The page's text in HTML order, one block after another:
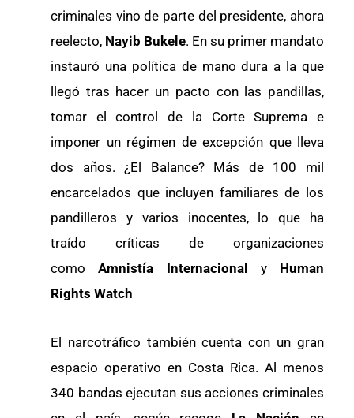
criminales vino de parte del presidente, ahora
reelecto, Nayib Bukele. En su primer mandato
instauró una política de mano dura a la que
llegó tras hacer un pacto con las pandillas,
tomar el control de la Corte Suprema e
imponer un régimen de excepción que lleva
dos años. ¿El Balance? Más de 100 mil
encarcelados que incluyen familiares de los
pandilleros y varios inocentes, lo que ha
traído críticas de organizaciones
comoAmnistía Internacional y Human
Rights Watch
El narcotráfico también cuenta con un gran
espacio operativo en Costa Rica. Al menos
340 bandas ejecutan sus acciones criminales